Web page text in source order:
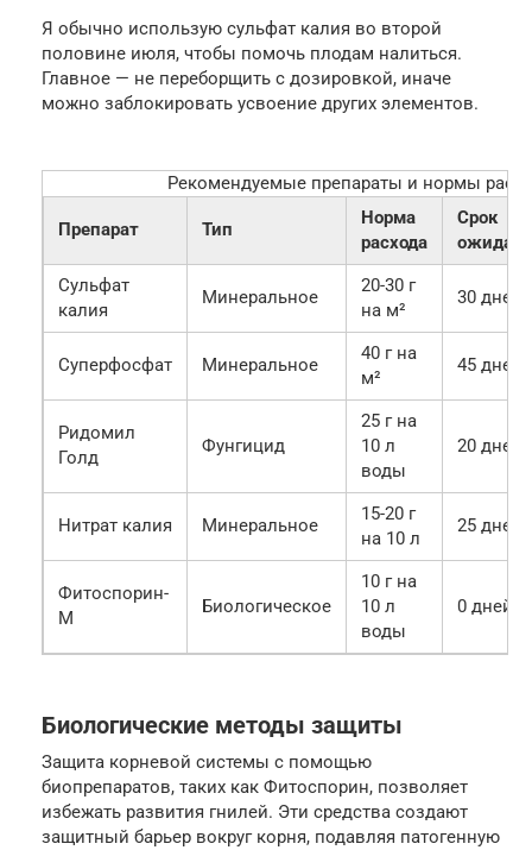
Я обычно использую сульфат калия во второй
половине июля, чтобы помочь плодам налиться.
Главное — не переборщить с дозировкой, иначе
можно заблокировать усвоение других элементов.
Рекомендуемые препараты и нормы
Препарат Тип
Норма
расхода
Срок
Сульфат
калия
Минеральное
20-30 г
на м²
30 дней
Суперфосфат Минеральное
40 г на
м²
45 дней
Ридомил
Голд
Фунгицид
25 г на
10 л
воды
20 дней
Нитрат калия Минеральное
15-20 г
на 10 л
25 дней
Фитоспорин-
М
Биологическое
10 г на
10 л
воды
0 дней
Биологические методы защиты
Защита корневой системы с помощью
биопрепаратов, таких как Фитоспорин, позволяет
избежать развития гнилей. Эти средства создают
защитный барьер вокруг корня, подавляя патогенную